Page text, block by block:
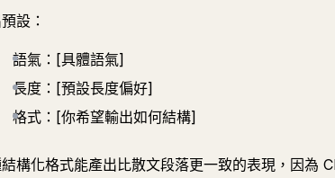
設：
語氣：[具體語氣]
長度：[預設長度偏好]
格式：[你希望輸出如何結構]
構化格式能產出比散文段落更一致的表現，因為